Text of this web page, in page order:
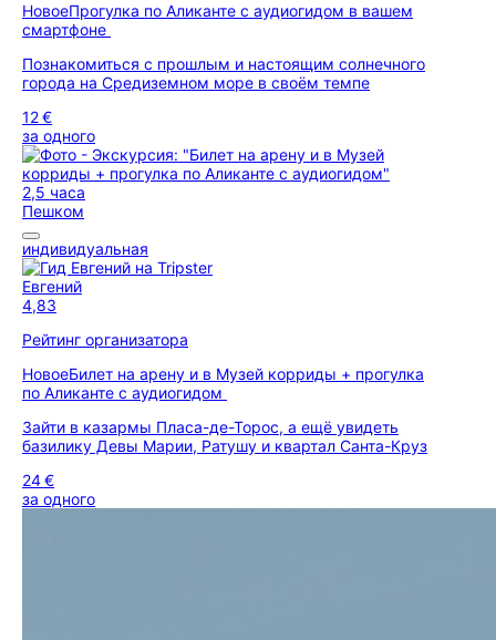
НовоеПрогулка по Аликанте с аудиогидом в вашем
смартфоне
Познакомиться с прошлым и настоящим солнечного
города на Средиземном море в своём темпе
12 €
за одного
2,5 часа
Пешком
индивидуальная
Евгений
4,83
Рейтинг организатора
НовоеБилет на арену и в Музей корриды + прогулка
по Аликанте с аудиогидом
Зайти в казармы Пласа-де-Торос, а ещё увидеть
базилику Девы Марии, Ратушу и квартал Санта-Круз
24 €
за одного